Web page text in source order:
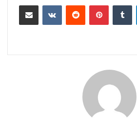
لينكدإن بينتيريست مشاركة عبر البريد